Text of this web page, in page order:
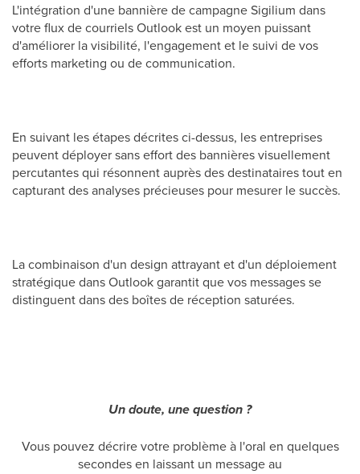
L'intégration d'une bannière de campagne Sigilium dans
votre flux de courriels Outlook est un moyen puissant
d'améliorer la visibilité, l'engagement et le suivi de vos
efforts marketing ou de communication.
En suivant les étapes décrites ci-dessus, les entreprises
peuvent déployer sans effort des bannières visuellement
percutantes qui résonnent auprès des destinataires tout en
capturant des analyses précieuses pour mesurer le succès.
La combinaison d'un design attrayant et d'un déploiement
stratégique dans Outlook garantit que vos messages se
distinguent dans des boîtes de réception saturées.
Un doute, une question ?
Vous pouvez décrire votre problème à l'oral en quelques
secondes en laissant un message au